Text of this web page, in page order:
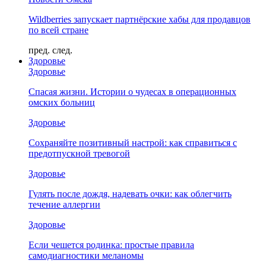
Wildberries запускает партнёрские хабы для продавцов
по всей стране
пред. след.
Здоровье
Здоровье
Спасая жизни. Истории о чудесах в операционных
омских больниц
Здоровье
Сохраняйте позитивный настрой: как справиться с
предотпускной тревогой
Здоровье
Гулять после дождя, надевать очки: как облегчить
течение аллергии
Здоровье
Если чешется родинка: простые правила
самодиагностики меланомы